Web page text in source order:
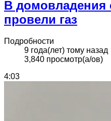
В домовладения
провели газ
Подробности
9 года(лет) тому назад
3,840 просмотр(а/ов)
4:03